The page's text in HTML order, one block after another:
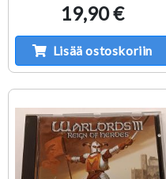
19,90 €
Lisää ostoskoriin